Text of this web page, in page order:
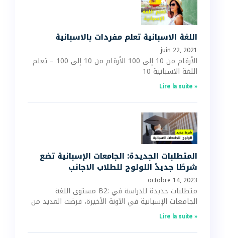
اللغة الاسبانية تعلم مفردات بالاسبانية
juin 22, 2021
الأرقام من 10 إلى 100 الأرقام من 10 إلى 100 – تعلم
اللغة الاسبانية 10
Lire la suite »
المتطلبات الجديدة: الجامعات الإسبانية تضع
شرطًا جديدً اللولوج للطلاب الاجانب
octobre 14, 2023
مستوى اللغة B2: متطلبات جديدة للدراسة في
الجامعات الإسبانية في الآونة الأخيرة، فرضت العديد من
Lire la suite »